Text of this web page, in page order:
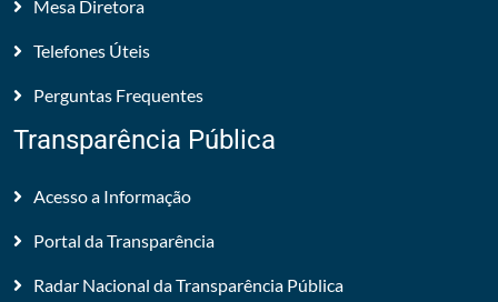
Mesa Diretora
Telefones Úteis
Perguntas Frequentes
Transparência Pública
Acesso a Informação
Portal da Transparência
Radar Nacional da Transparência Pública